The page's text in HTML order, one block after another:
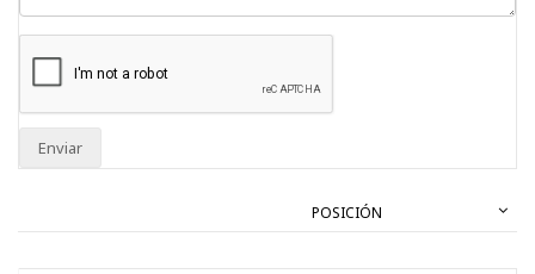
Enviar